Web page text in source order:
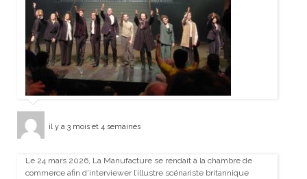
il y a 3 mois et 4 semaines
Le 24 mars 2026, La Manufacture se rendait à la chambre de
commerce afin d’interviewer l’illustre scénariste britannique